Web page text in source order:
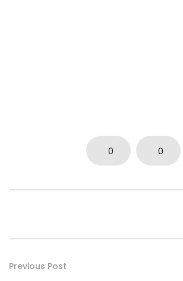
0 0
Previous Post